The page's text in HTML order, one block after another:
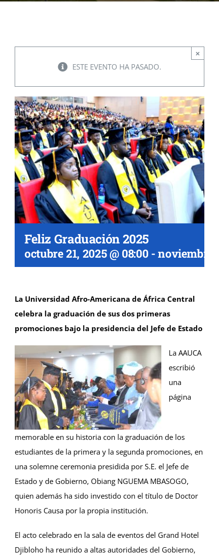
CONVENIOS AAUCA
DOCUMENTOS
CONTÁCTENOS
ACCESOS DIRECTOS
ESTE EVENTO HA PASADO.
×
Feliz Graduación 2025
octubre 21, 2025 @ 08:00 -noviembre
La Universidad Afro-Americana de África Central
celebra la graduación de sus dos primeras
promociones bajo la presidencia del Jefe de Estado
La AAUCA
escribió
una
página
memorable en su historia con la graduación de los
estudiantes de la primera y la segunda promociones, en
una solemne ceremonia presidida por S.E. el Jefe de
Estado y de Gobierno, Obiang NGUEMA MBASOGO,
quien además ha sido investido con el título de Doctor
Honoris Causa por la propia institución.
El acto celebrado en la sala de eventos del Grand Hotel
Djibloho ha reunido a altas autoridades del Gobierno,